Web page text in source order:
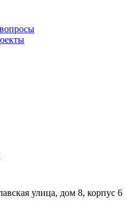
улица, дом 8, корпус 6